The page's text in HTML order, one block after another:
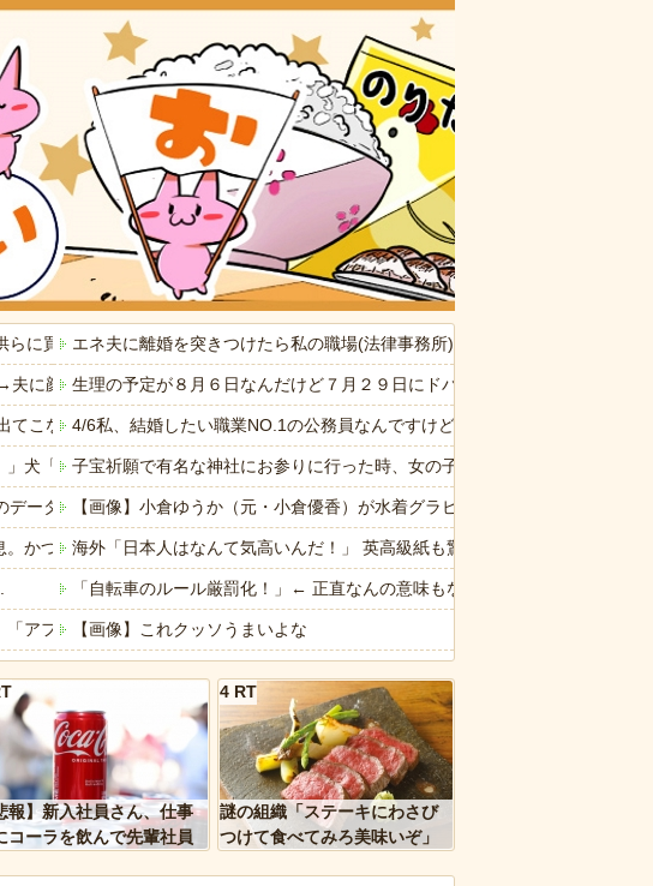
らに買ったの見て（カネモ…！）って思った
夫に顔をはたかれ「病気だからって甘えるな！旦那様の為に家事をしろ！」夫が
てこない弟(30代)。問題は誰がこいつを引き取るか→結局遺産を全て弟に相続する
」犬「…？（ぷい」
データを消した８歳の息子。理由は嫁が叱った腹いせ→滅多に怒らない嫁が子供に
かつての海だった痕跡が残されていた
アフリカゾウ」「バッファロー」「コーカサスオオカブト」
味を言ってきた友人、その子どもが重度のアレルギー持ちだと判明した途端、過
売った結果ｗｗｗ」 ほか
」トランプ、国防総省職員数千人をウソ発見器にかける方針
エネ夫に離婚を突きつけたら私の職場(法律事務所)に乗り込んできた 堂々
生理の予定が８月６日なんだけど７月２９日にドバッと鮮血でたから生理か
4/6私、結婚したい職業NO.1の公務員なんですけど、嫁が子供連れて家出
子宝祈願で有名な神社にお参りに行った時、女の子が生まれるという赤い
【画像】小倉ゆうか（元・小倉優香）が水着グラビア復帰ｗｗｗｗｗ
海外「日本人はなんて気高いんだ！」 英高級紙も驚愕した極限の中の日本
「自転車のルール厳罰化！」← 正直なんの意味もなかった件ｗｗｗｗｗｗｗ
【画像】これクッソうまいよな
誰も言わないけど冷やし中華って言うほどうまくないよね
大阪の「ガチでうまいラーメン」Tier表wwwwwww
【画像】カップラーメン食べるんだけどどれがいいかな！？w
【水族館】水槽掃除中の飼育員、ジンベエザメからとんでもない“スキンシ
みんなは職場のBBQなに持ってけば嬉しい？
報】新入社員さん、仕事
コーラを飲んで先輩社員
4 RT
謎の組織「ステーキにわさび
つけて食べてみろ美味いぞ」